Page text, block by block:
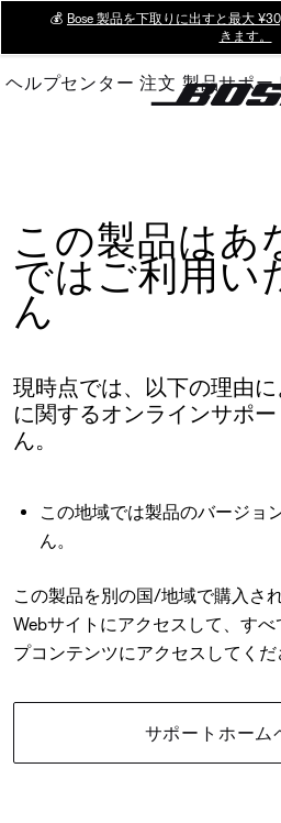
Main
💰 Bose 製品を下取りに出すと最大
きます。
ヘルプセンター 注文 製品サポー
この製品はあ
ではご利用い
ん
現時点では、以下の理由
に関するオンラインサポ
ん。
この地域では製品のバージョ
ん。
この製品を別の国/地域で購入さ
Webサイトにアクセスして、す
プコンテンツにアクセスしてくだ
サポートホーム